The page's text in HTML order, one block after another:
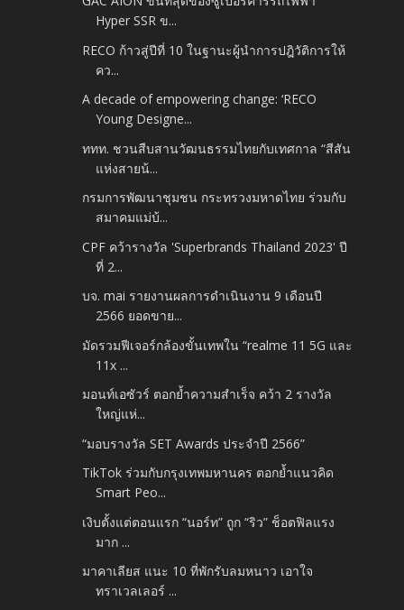
Hyper SSR ข...
RECO ก้าวสู่ปีที่ 10 ในฐานะผู้นำการปฎิวัติการให้
คว...
A decade of empowering change: ‘RECO
Young Designe...
ททท. ชวนสืบสานวัฒนธรรมไทยกับเทศกาล “สีสัน
แห่งสายน้...
กรมการพัฒนาชุมชน กระทรวงมหาดไทย ร่วมกับ
สมาคมแม่บ้...
CPF คว้ารางวัล 'Superbrands Thailand 2023' ปี
ที่ 2...
บจ. mai รายงานผลการดำเนินงาน 9 เดือนปี
2566 ยอดขาย...
มัดรวมฟีเจอร์กล้องขั้นเทพใน “realme 11 5G และ
11x ...
มอนท์เอซัวร์ ตอกย้ำความสำเร็จ คว้า 2 รางวัล
ใหญ่แห่...
“มอบรางวัล SET Awards ประจำปี 2566”
TikTok ร่วมกับกรุงเทพมหานคร ตอกย้ำแนวคิด
Smart Peo...
เงิบตั้งแต่ตอนแรก “นอร์ท” ถูก “ริว” ช็อตฟิลแรง
มาก ...
มาคาเลียส แนะ 10 ที่พักรับลมหนาว เอาใจ
ทราเวลเลอร์ ...